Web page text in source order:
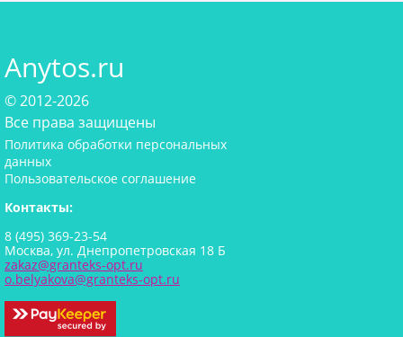
Anytos.ru
© 2012-2026
Все права защищены
Политика обработки персональных
данных
Пользовательское соглашение
Контакты:
8 (495) 369-23-54
Москва, ул. Днепропетровская 18 Б
zakaz@granteks-opt.ru
o.belyakova@granteks-opt.ru